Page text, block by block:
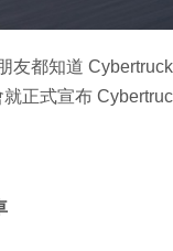
友都知道
正式宣布